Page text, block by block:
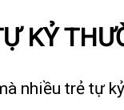
KỶ
nhiều trẻ tự